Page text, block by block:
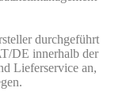
durchgeführt
DE innerhalb der
Lieferservice an,